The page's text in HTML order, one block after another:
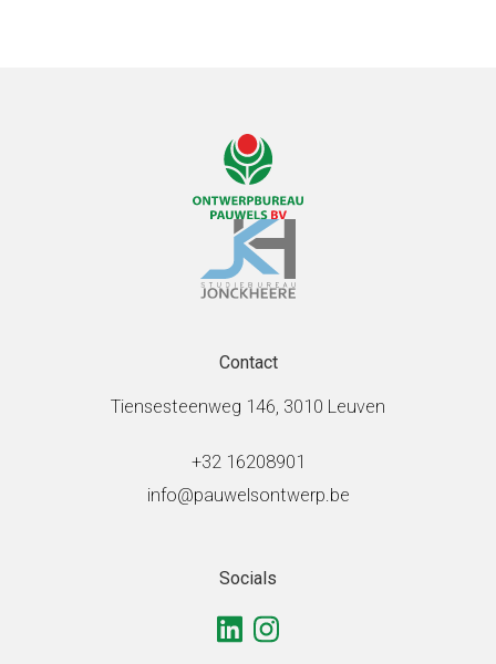
Contact
Tiensesteenweg 146, 3010 Leuven
+32 16208901
info@pauwelsontwerp.be
Socials